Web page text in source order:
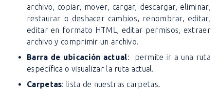
archivo, copiar, mover, cargar, descargar, eliminar,
restaurar o deshacer cambios, renombrar, editar,
editar en formato HTML, editar permisos, extraer
archivo y comprimir un archivo.
Barra de ubicación actual: permite ir a una ruta
específica o visualizar la ruta actual.
Carpetas: lista de nuestras carpetas.